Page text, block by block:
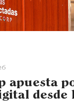
apuesta
desde